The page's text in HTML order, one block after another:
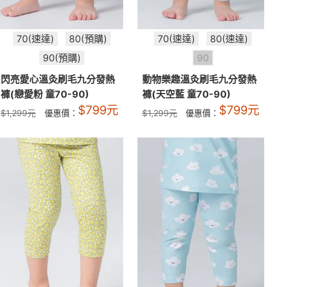
70(速達)
80(預購)
90(預購)
閃亮愛心溫灸刷毛九分發熱
褲(戀愛粉 童70-90)
$1,299元 優惠價： $799元
70(速達)
80(速達)
90
動物樂趣溫灸刷毛九分發熱
褲(天空藍 童70-90)
$1,299元 優惠價： $799元